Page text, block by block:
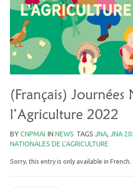
(Français) Journées
l’Agriculture 2022
BYCNPMAI IN NEWS TAGS JNA, JNA
NATIONALES DE L’AGRICULTURE
Sorry, this entry is only available in French.